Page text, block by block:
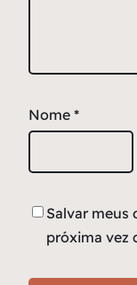
Nome *
Salvar meus
próxima vez